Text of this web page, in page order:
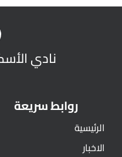
نادي
روابط سريعة
الرئيسية
الاخبار